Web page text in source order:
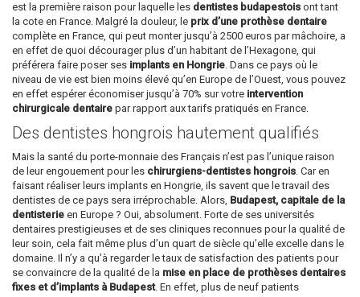
est la première raison pour laquelle les dentistes budapestois ont tant
la cote en France. Malgré la douleur, le prix d’une prothèse dentaire
complète en France, qui peut monter jusqu’à 2500 euros par mâchoire, a
en effet de quoi décourager plus d’un habitant de l’Hexagone, qui
préférera faire poser ses implants en Hongrie. Dans ce pays où le
niveau de vie est bien moins élevé qu’en Europe de l’Ouest, vous pouvez
en effet espérer économiser jusqu’à 70% sur votre intervention
chirurgicale dentaire par rapport aux tarifs pratiqués en France.
Des dentistes hongrois hautement qualifiés
Mais la santé du porte-monnaie des Français n’est pas l’unique raison
de leur engouement pour les chirurgiens-dentistes hongrois. Car en
faisant réaliser leurs implants en Hongrie, ils savent que le travail des
dentistes de ce pays sera irréprochable. Alors, Budapest, capitale de la
dentisterie en Europe ? Oui, absolument. Forte de ses universités
dentaires prestigieuses et de ses cliniques reconnues pour la qualité de
leur soin, cela fait même plus d’un quart de siècle qu’elle excelle dans le
domaine. Il n’y a qu’à regarder le taux de satisfaction des patients pour
se convaincre de la qualité de la mise en place de prothèses dentaires
fixes et d’implants à Budapest. En effet, plus de neuf patients